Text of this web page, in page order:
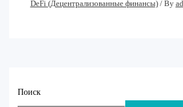
DeFi (Децентрализованные финансы)/ By
Поиск